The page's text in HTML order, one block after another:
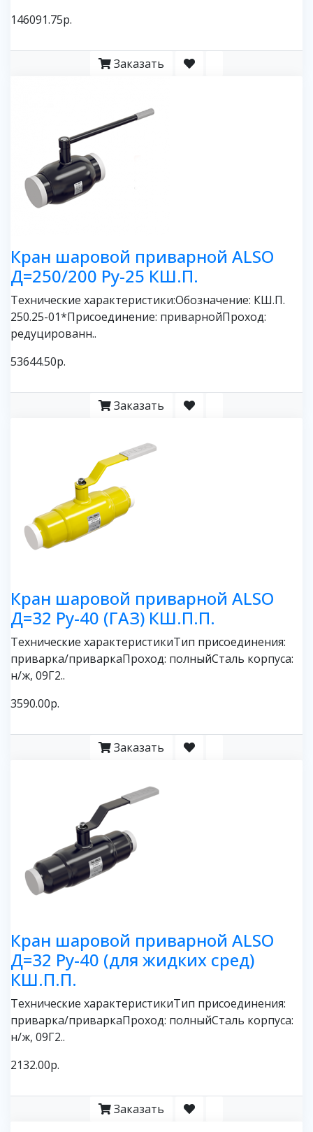
146091.75р.
Заказать
Кран шаровой приварной ALSO
Д=250/200 Ру-25 КШ.П.
Технические характеристики:Обозначение: КШ.П.
250.25-01*Присоединение: приварнойПроход:
редуцированн..
53644.50р.
Заказать
Кран шаровой приварной ALSO
Д=32 Ру-40 (ГАЗ) КШ.П.П.
Технические характеристикиТип присоединения:
приварка/приваркаПроход: полныйСталь корпуса:
н/ж, 09Г2..
3590.00р.
Заказать
Кран шаровой приварной ALSO
Д=32 Ру-40 (для жидких сред)
КШ.П.П.
Технические характеристикиТип присоединения:
приварка/приваркаПроход: полныйСталь корпуса:
н/ж, 09Г2..
2132.00р.
Заказать